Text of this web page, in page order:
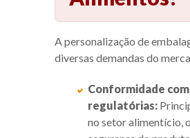
A personalização de
diversas demandas do
Conformidade
regulatórias:
no setor alimentício,